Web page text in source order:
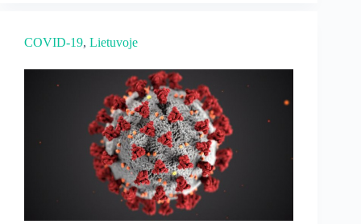
COVID-19, Lietuvoje